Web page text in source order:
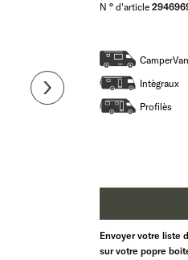
N ° d'article
CamperVan
Intègraux
Profilès
Envoyer votre liste
sur votre popre